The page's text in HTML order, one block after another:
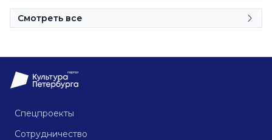
Смотреть все
Спецпроекты
Сотрудничество